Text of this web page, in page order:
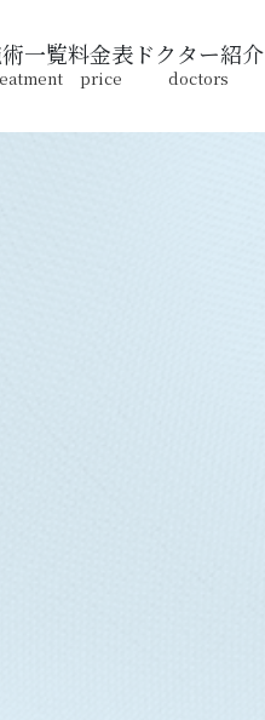
一覧料金表
price
ドクター紹介
doctors